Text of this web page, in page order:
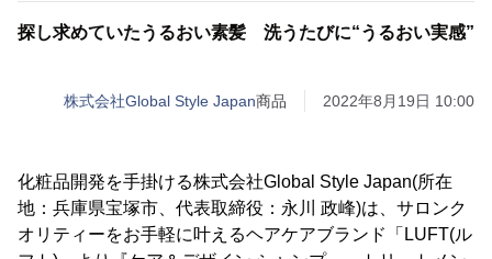
探し求めていたうるおい素髪 洗うたびに“うるおい実感”
株式会社Global Style Japan商品 2022年8月19日 10:00
化粧品開発を手掛ける株式会社Global Style Japan(所在
地：兵庫県宝塚市、代表取締役：永川 政峰)は、サロンク
オリティーをお手軽に叶えるヘアケアブランド「LUFT(ル